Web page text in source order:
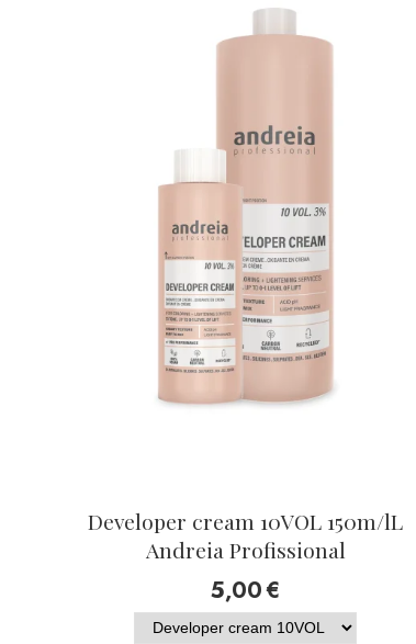
Developer cream 10VOL 150m/lL
Andreia Profissional
5,00€